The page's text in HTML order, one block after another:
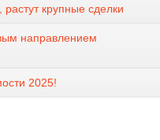
крупные сделки
направлением
2025!